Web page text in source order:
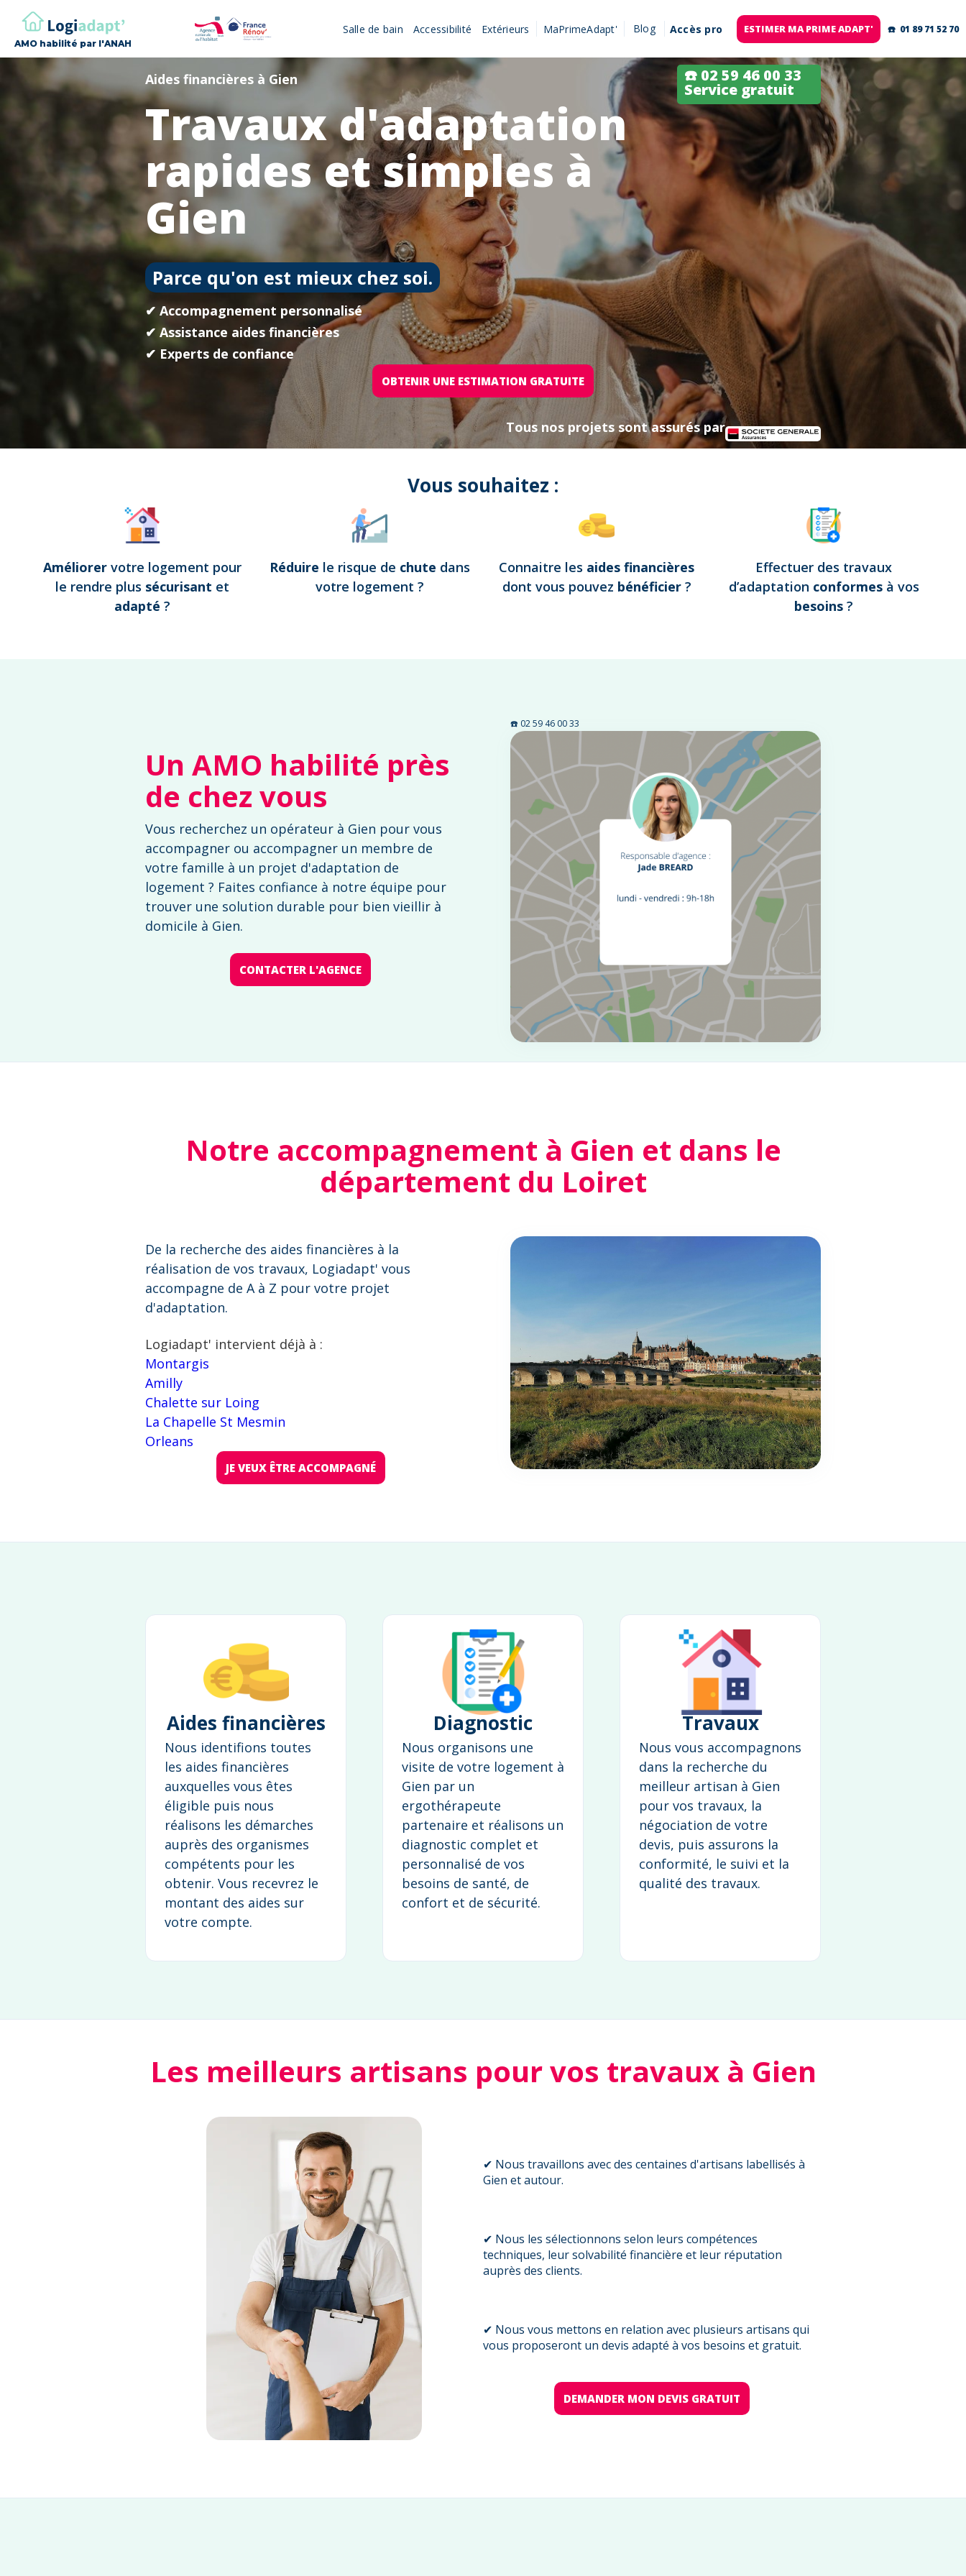
AMO habilité par l'ANAH
Salle de bain Accessibilité Extérieurs MaPrimeAdapt' Blog Accès pro ESTIMER MA PRIME ADAPT' ☎️ 01 89 71 52 70
☎️ 02 59 46 00 33
Service gratuit
Aides financières à Gien
Travaux d'adaptation
rapides et simples à
Gien
Parce qu'on est mieux chez soi.
✔ Accompagnement personnalisé
✔ Assistance aides financières
✔ Experts de confiance
OBTENIR UNE ESTIMATION GRATUITE
Tous nos projets sont assurés par
Vous souhaitez :
Améliorer votre logement pour
le rendre plus sécurisant et
adapté ?
Réduire le risque de chute dans
votre logement ?
Connaitre les aides financières
dont vous pouvez bénéficier ?
Effectuer des travaux
d’adaptation conformes à vos
besoins ?
Un AMO habilité près
de chez vous
Vous recherchez un opérateur à Gien pour vous
accompagner ou accompagner un membre de
votre famille à un projet d'adaptation de
logement ? Faites confiance à notre équipe pour
trouver une solution durable pour bien vieillir à
domicile à Gien.
CONTACTER L'AGENCE
☎️ 02 59 46 00 33
Notre accompagnement à Gien et dans le
département du Loiret
De la recherche des aides financières à la
réalisation de vos travaux, Logiadapt' vous
accompagne de A à Z pour votre projet
d'adaptation.
Logiadapt' intervient déjà à :
Montargis
Amilly
Chalette sur Loing
La Chapelle St Mesmin
Orleans
JE VEUX ÊTRE ACCOMPAGNÉ
Aides financières
Nous identifions toutes
les aides financières
auxquelles vous êtes
éligible puis nous
réalisons les démarches
auprès des organismes
compétents pour les
obtenir. Vous recevrez le
montant des aides sur
votre compte.
Diagnostic
Nous organisons une
visite de votre logement à
Gien par un
ergothérapeute
partenaire et réalisons un
diagnostic complet et
personnalisé de vos
besoins de santé, de
confort et de sécurité.
Travaux
Nous vous accompagnons
dans la recherche du
meilleur artisan à Gien
pour vos travaux, la
négociation de votre
devis, puis assurons la
conformité, le suivi et la
qualité des travaux.
Les meilleurs artisans pour vos travaux à Gien
✔ Nous travaillons avec des centaines d'artisans labellisés à
Gien et autour.
✔ Nous les sélectionnons selon leurs compétences
techniques, leur solvabilité financière et leur réputation
auprès des clients.
✔ Nous vous mettons en relation avec plusieurs artisans qui
vous proposeront un devis adapté à vos besoins et gratuit.
DEMANDER MON DEVIS GRATUIT